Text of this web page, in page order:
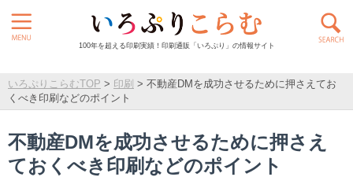
100年を超える印刷実績！印刷通販「いろぷり」の情報サイト
いろぷりこらむTOP > 印刷 > 不動産DMを成功させるために押さえてお
くべき印刷などのポイント
不動産DMを成功させるために押さえ
ておくべき印刷などのポイント